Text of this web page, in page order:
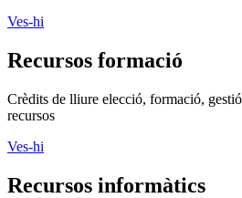
Ves-hi
Recursos formació
Crèdits de lliure elecció, formació,
recursos
Ves-hi
Recursos informàtics